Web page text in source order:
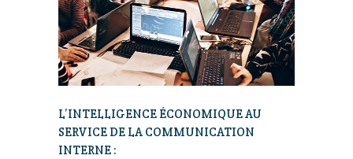
L’INTELLIGENCE ÉCONOMIQUE AU
SERVICE DE LA COMMUNICATION
INTERNE :